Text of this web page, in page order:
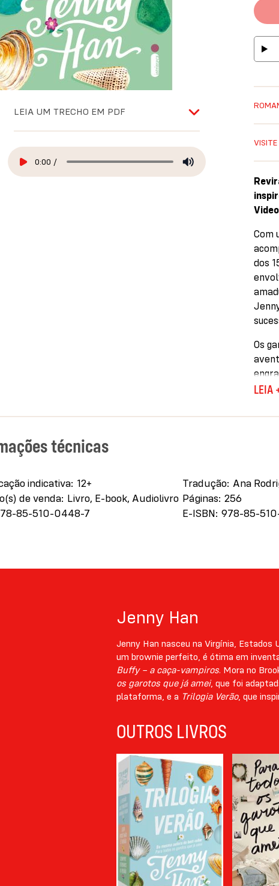
LEIA UM TRECHO EM PDF
0:00 /
VISITE
Video
Com
dos
Os
uma
LEIA
técnicas
indicativa 12+
de venda Livro, E-book, Audiolivro
85-510-0448-7
Tradução Ana
Páginas 256
E-ISBN 978-85-
Jenny Han
Jenny Han nasceu na Virgínia,
um brownie perfeito, é ótima em
Buffy – a caça-vampiros. Mora no
os garotos que já amei, que foi
plataforma, e a Trilogia Verão, que
OUTROS LIVROS